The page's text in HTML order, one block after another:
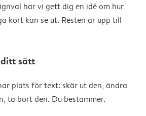
har vi gett dig en idé om hur
kort kan se ut. Resten är upp till
sätt
plats för text: skär ut den, ändra
ta bort den. Du bestämmer.